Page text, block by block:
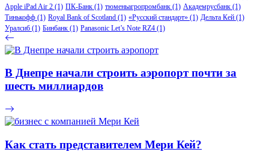
Apple iPad Air 2 (1) ПК-Банк (1) тюменьагропромбанк (1) Академрусбанк (1)
Тинькофф (1) Royal Bank of Scotland (1) «Русский стандарт» (1) Дельта Кей (1)
Уралсиб (1) Бинбанк (1) Panasonic Let’s Note RZ4 (1)
В Днепре начали строить аэропорт почти за
шесть миллиардов
Как стать представителем Мери Кей?